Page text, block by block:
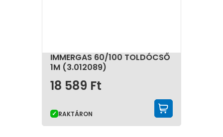
IMMERGAS 60/100 TOLDÓCSŐ
1M (3.012089)
18 589 Ft
RAKTÁRON